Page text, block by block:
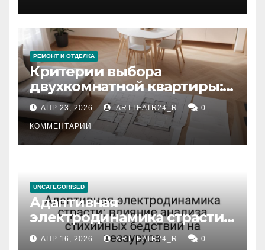
РЕМОНТ И ОТДЕЛКА
Критерии выбора
двухкомнатной квартиры:
планировка, площадь,
состояние и документация
АПР 23, 2026 ARTTEATR24_R 0
КОММЕНТАРИИ
UNCATEGORISED
Адаптивная
электродинамика страсти:
влияние анализа
АПР 16, 2026 ARTTEATR24_R 0